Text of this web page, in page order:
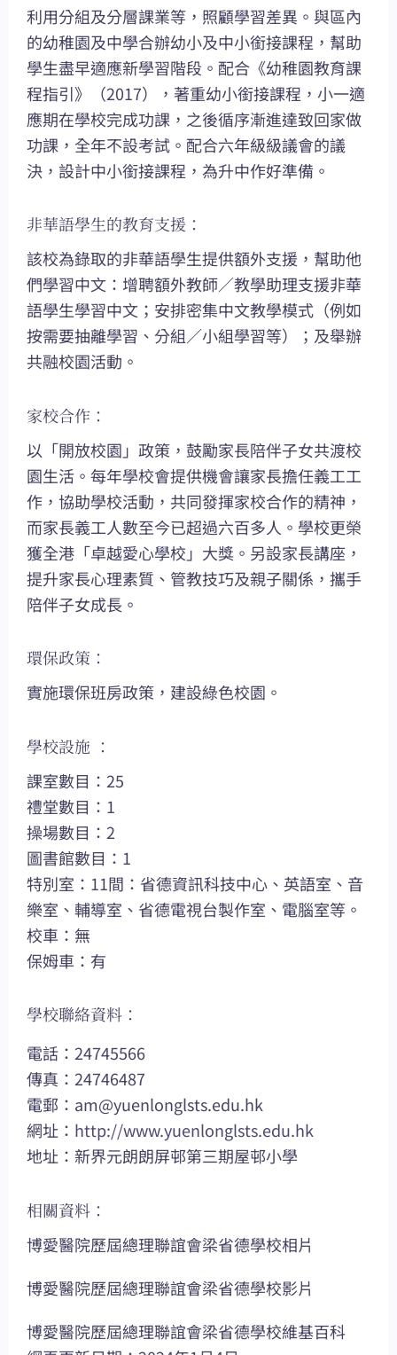
利用分組及分層課業等，照顧學習差異。與區內
的幼稚園及中學合辦幼小及中小銜接課程，幫助
學生盡早適應新學習階段。配合《幼稚園教育課
程指引》（2017），著重幼小銜接課程，小一適
應期在學校完成功課，之後循序漸進達致回家做
功課，全年不設考試。配合六年級級議會的議
決，設計中小銜接課程，為升中作好準備。
非華語學生的教育支援：
該校為錄取的非華語學生提供額外支援，幫助他
們學習中文：增聘額外教師／教學助理支援非華
語學生學習中文；安排密集中文教學模式（例如
按需要抽離學習、分組／小組學習等）；及舉辦
共融校園活動。
家校合作：
以「開放校園」政策，鼓勵家長陪伴子女共渡校
園生活。每年學校會提供機會讓家長擔任義工工
作，協助學校活動，共同發揮家校合作的精神，
而家長義工人數至今已超過六百多人。學校更榮
獲全港「卓越愛心學校」大獎。另設家長講座，
提升家長心理素質、管教技巧及親子關係，攜手
陪伴子女成長。
環保政策：
實施環保班房政策，建設綠色校園。
學校設施 ：
課室數目：25
禮堂數目：1
操場數目：2
圖書館數目：1
特別室：11間：省德資訊科技中心、英語室、音
樂室、輔導室、省德電視台製作室、電腦室等。
校車：無
保姆車：有
學校聯絡資料：
電話：24745566
傳真：24746487
電郵： am@yuenlonglsts.edu.hk
網址： http://www.yuenlonglsts.edu.hk
地址：新界元朗朗屏邨第三期屋邨小學
相關資料：
博愛醫院歷屆總理聯誼會梁省德學校相片
博愛醫院歷屆總理聯誼會梁省德學校影片
博愛醫院歷屆總理聯誼會梁省德學校維基百科